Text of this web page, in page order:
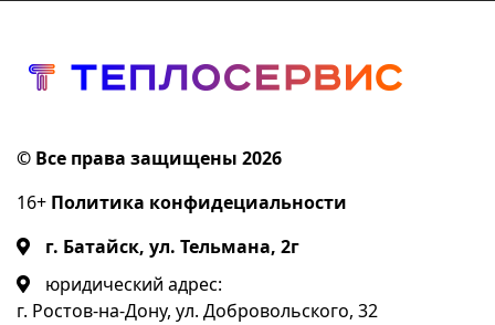
© Все права защищены 2026
16+ Политика конфидециальности
г. Батайск, ул. Тельмана, 2г
юридический адрес:
г. Ростов-на-Дону, ул. Добровольского, 32